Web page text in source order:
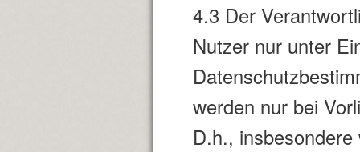
4.3 Der
Nutzer nur unter
werden nur bei
D.h.,